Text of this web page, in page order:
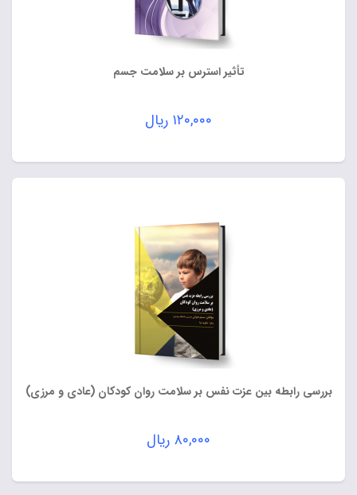
تأثیر استرس بر سلامت جسم
۱۲۰,۰۰۰ ریال
بررسی رابطه بین عزت نفس بر سلامت روان کودکان (عادی و مرزی)
۸۰,۰۰۰ ریال